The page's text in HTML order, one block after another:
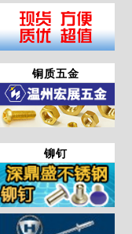
铜质五金
铆钉